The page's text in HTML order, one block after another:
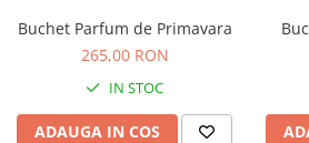
Buchet Parfum de Primavara
265,00 RON
IN STOC
ADAUGA IN COS